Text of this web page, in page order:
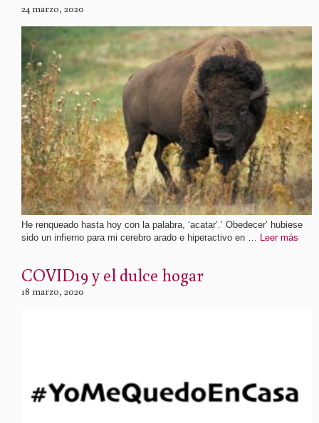
24 marzo, 2020
He renqueado hasta hoy con la palabra, ‘acatar’.’ Obedecer’ hubiese
sido un infierno para mi cerebro arado e hiperactivo en …
Leer más
COVID19 y el dulce hogar
18 marzo, 2020